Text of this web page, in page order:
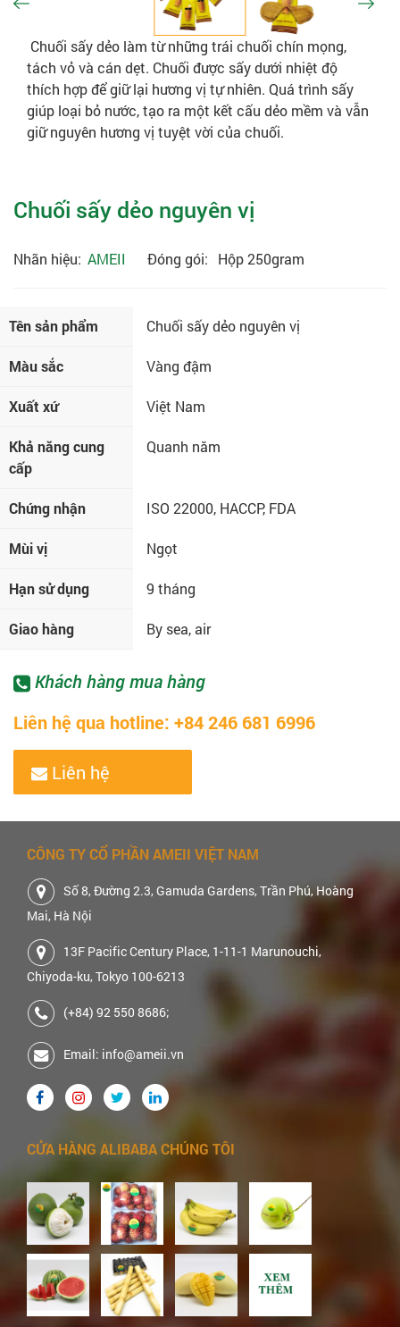
Chuối sấy dẻo làm từ những trái chuối chín mọng,
tách vỏ và cán dẹt. Chuối được sấy dưới nhiệt độ
thích hợp để giữ lại hương vị tự nhiên. Quá trình sấy
giúp loại bỏ nước, tạo ra một kết cấu dẻo mềm và vẫn
giữ nguyên hương vị tuyệt vời của chuối.
Chuối sấy dẻo nguyên vị
Nhãn hiệu: AMEII Đóng gói: Hộp 250gram
Tên sản phẩm Chuối sấy dẻo nguyên vị
Màu sắc Vàng đậm
Xuất xứ Việt Nam
Khả năng cung
cấp
Quanh năm
Chứng nhận ISO 22000, HACCP, FDA
Mùi vị Ngọt
Hạn sử dụng 9 tháng
Giao hàng By sea, air
Khách hàng mua hàng
Liên hệ qua hotline: +84 246 681 6996
Liên hệ
CÔNG TY CỔ PHẦN AMEII VIỆT NAM
Số 8, Đường 2.3, Gamuda Gardens, Trần Phú, Hoàng
Mai, Hà Nội
13F Pacific Century Place, 1-11-1 Marunouchi,
Chiyoda-ku, Tokyo 100-6213
(+84) 92 550 8686;
Email: info@ameii.vn
CỬA HÀNG ALIBABA CHÚNG TÔI